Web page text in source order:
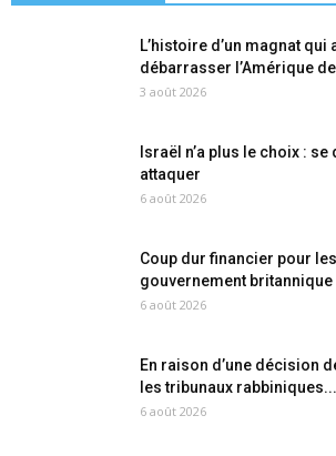
L’histoire d’un magnat qui
débarrasser l’Amérique
3 août 2026
Israël n’a plus le choix : se
attaquer
6 août 2026
Coup dur financier pour
gouvernement britannique
6 août 2026
En raison d’une décision
les tribunaux rabbiniques...
6 août 2026